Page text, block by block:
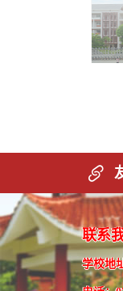
联系
学校地